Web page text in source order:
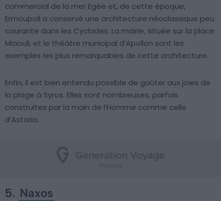
commercial de la mer Egée et, de cette époque,
Ermoupoli a conservé une architecture néoclassique peu
courante dans les Cyclades. La mairie, située sur la place
Miaouli, et le théâtre municipal d’Apollon sont les
exemples les plus remarquables de cette architecture.
Enfin, il est bien entendu possible de goûter aux joies de
la plage à Syros. Elles sont nombreuses, parfois
construites par la main de l’Homme comme celle
d’Astoria.
5. Naxos